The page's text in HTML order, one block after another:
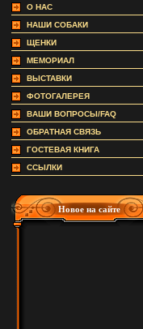
О НАС
НАШИ СОБАКИ
ЩЕНКИ
МЕМОРИАЛ
ВЫСТАВКИ
ФОТОГАЛЕРЕЯ
ВАШИ ВОПРОСЫ/FAQ
ОБРАТНАЯ СВЯЗЬ
ГОСТЕВАЯ КНИГА
ССЫЛКИ
Новое на сайте